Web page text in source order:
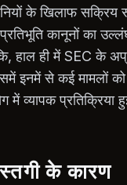
के खिलाफ
कानूनों का
हाल ही में SEC के
इनमें से कई मामलों को
में व्यापक प्रतिक्रिया
के कारण